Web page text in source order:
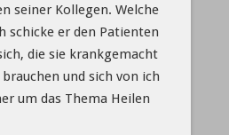
seiner Kollegen. Welche
schicke er den Patienten
die sie krankgemacht
und sich von ich
um das Thema Heilen